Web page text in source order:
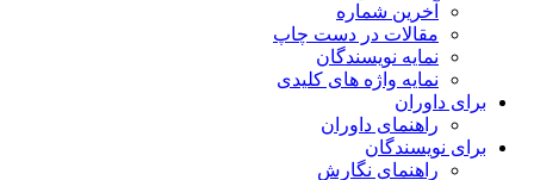
آخرین شماره
مقالات در دست چاپ
نمایه نویسندگان
نمایه واژه های کلیدی
برای داوران
راهنمای داوران
برای نویسندگان
راهنمای نگارش